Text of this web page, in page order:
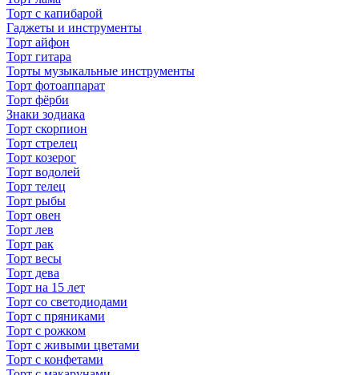
Торт с капибарой
Гаджеты и инструменты
Торт айфон
Торт гитара
Торты музыкальные инструменты
Торт фотоаппарат
Торт фёрби
Знаки зодиака
Торт скорпион
Торт стрелец
Торт козерог
Торт водолей
Торт телец
Торт рыбы
Торт овен
Торт лев
Торт рак
Торт весы
Торт дева
Торт на 15 лет
Торт со светодиодами
Торт с пряниками
Торт с рожком
Торт с живыми цветами
Торт с конфетами